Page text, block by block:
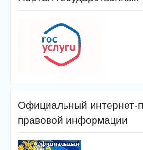
Официальный интернет-
правовой информации